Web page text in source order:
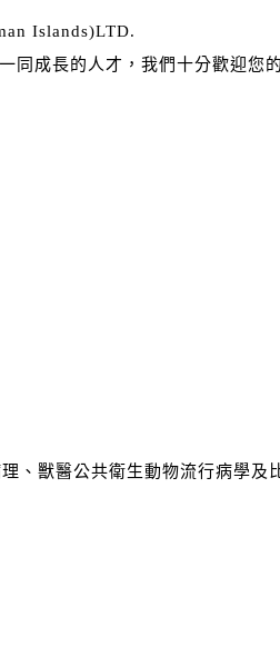
Islands)LTD.
同成長的人才，我們十分歡迎您的
、獸醫公共衛生動物流行病學及